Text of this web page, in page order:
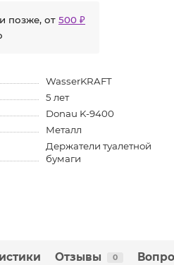
позже, от 500 ₽
WasserKRAFT
5 лет
Donau K-9400
Металл
Держатели туалетной
бумаги
Отзывы 0